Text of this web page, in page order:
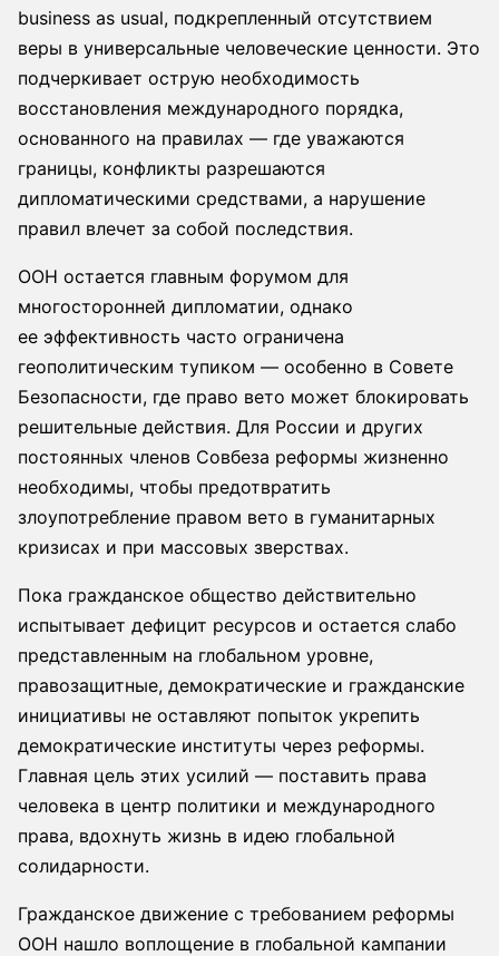
business as usual, подкрепленный отсутствием
веры в универсальные человеческие ценности. Это
подчеркивает острую необходимость
восстановления международного порядка,
основанного на правилах — где уважаются
границы, конфликты разрешаются
дипломатическими средствами, а нарушение
правил влечет за собой последствия.
ООН остается главным форумом для
многосторонней дипломатии, однако
ее эффективность часто ограничена
геополитическим тупиком — особенно в Совете
Безопасности, где право вето может блокировать
решительные действия. Для России и других
постоянных членов Совбеза реформы жизненно
необходимы, чтобы предотвратить
злоупотребление правом вето в гуманитарных
кризисах и при массовых зверствах.
Пока гражданское общество действительно
испытывает дефицит ресурсов и остается слабо
представленным на глобальном уровне,
правозащитные, демократические и гражданские
инициативы не оставляют попыток укрепить
демократические институты через реформы.
Главная цель этих усилий — поставить права
человека в центр политики и международного
права, вдохнуть жизнь в идею глобальной
солидарности.
Гражданское движение с требованием реформы
ООН нашло воплощение в глобальной кампании